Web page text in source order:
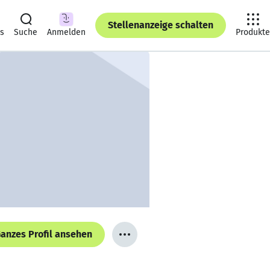
Suche Anmelden
Stellenanzeige schalten
Produkte
Profil ansehen